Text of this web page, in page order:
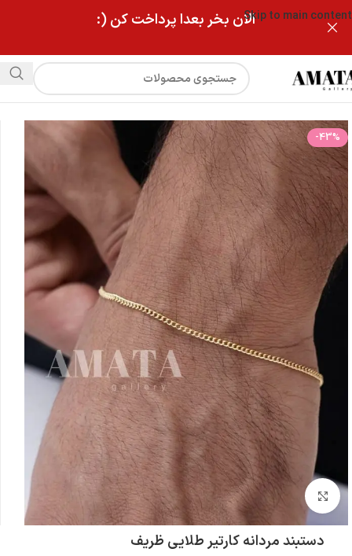
Skip to main contentالان بخر بعدا پرداخت کن (:
فروشگاه دستبند مردانه کارتیر طلایی ظریف
-43%
بزرگنمایی تصویر
دستبند مردانه کارتیر طلایی ظریف